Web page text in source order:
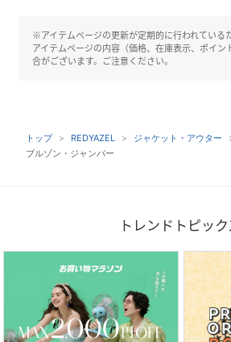
※アイテムページの更新が定期的に行われている
アイテムページの内容（価格、在庫表示、ポイ
合がございます。ご注意ください。
トップ REDYAZEL
ジャケット・アウター
ブルゾン・ジャンパー
トレンドトピック